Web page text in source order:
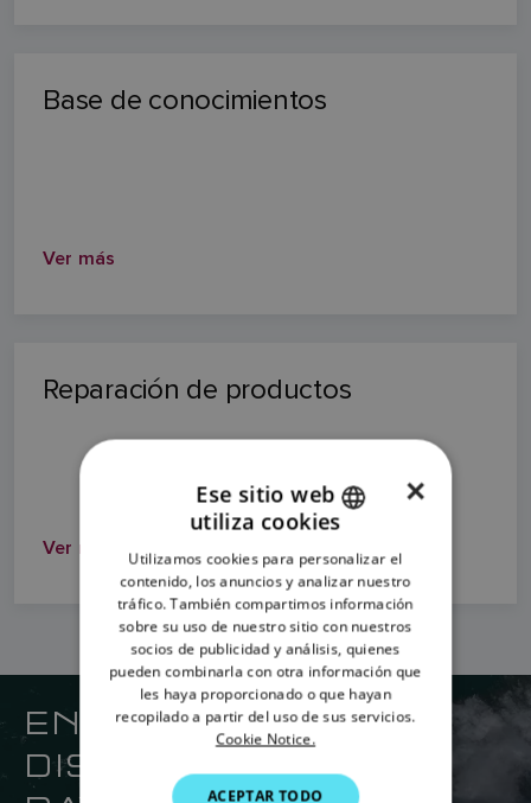
Base de conocimientos
Ver más
Reparación de productos
Ver más
ENCUENTRE SU
DISTRIBUIDOR DE
ENGLISH
FRENCH
DANISH
ITALIAN
SWEDISH
DUTCH
×
Ese sitio web
utiliza cookies
Utilizamos cookies para personalizar el
contenido, los anuncios y analizar nuestro
tráfico. También compartimos información
sobre su uso de nuestro sitio con nuestros
socios de publicidad y análisis, quienes
pueden combinarla con otra información que
les haya proporcionado o que hayan
recopilado a partir del uso de sus servicios.
Cookie Notice.
ACEPTAR TODO